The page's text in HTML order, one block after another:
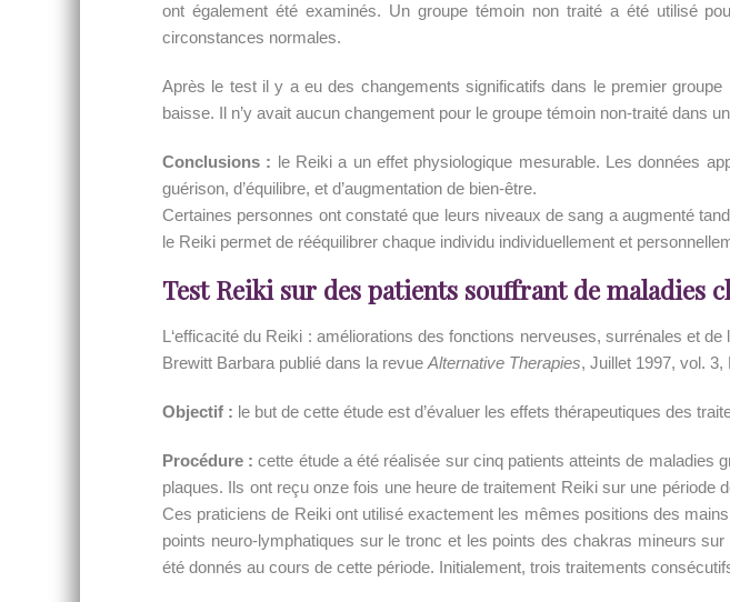
ont également été examinés. Un groupe témoin non traité a été utilisé
circonstances normales.
Après le test il y a eu des changements significatifs dans le premier
baisse. Il n’y avait aucun changement pour le groupe témoin non-traité dans
Conclusions : le Reiki a un effet physiologique mesurable. Les données
guérison, d’équilibre, et d’augmentation de bien-être.
Certaines personnes ont constaté que leurs niveaux de sang a augmenté
le Reiki permet de rééquilibrer chaque individu individuellement et
Test Reiki sur des patients souffrant de maladies
L‘efficacité du Reiki : améliorations des fonctions nerveuses, surrénales et
Brewitt Barbara publié dans la revue Alternative Therapies, Juillet 1997, vol. 3,
Objectif : le but de cette étude est d’évaluer les effets thérapeutiques des
Procédure : cette étude a été réalisée sur cinq patients atteints de maladies
plaques. Ils ont reçu onze fois une heure de traitement Reiki sur une
Ces praticiens de Reiki ont utilisé exactement les mêmes positions des
points neuro-lymphatiques sur le tronc et les points des chakras mineurs
été donnés au cours de cette période. Initialement, trois traitements